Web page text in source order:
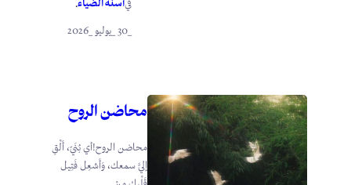
فيأسنة الضياء.
محاضن الروح
محاضن الروح!أي بُنَيّ، أَلْقِ
إليَّ سمعك، وَأَشعِل فَتِيل